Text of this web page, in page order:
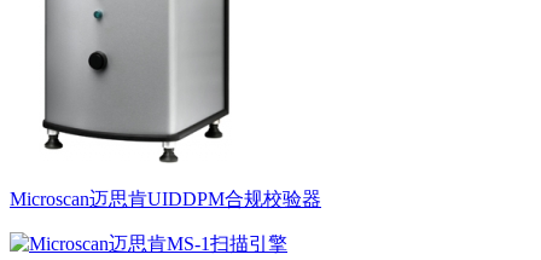
Microscan迈思肯UIDDPM合规校验器